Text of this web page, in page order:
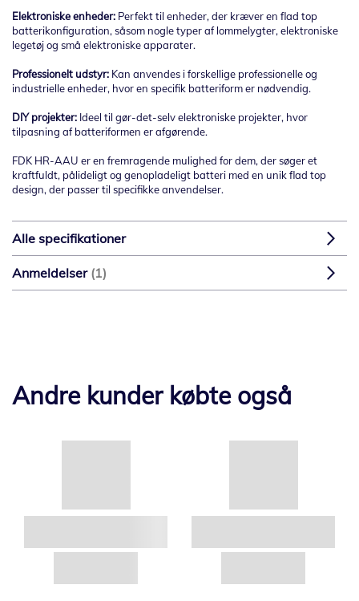
Elektroniske enheder: Perfekt til enheder, der kræver en flad top
batterikonfiguration, såsom nogle typer af lommelygter, elektroniske
legetøj og små elektroniske apparater.
Professionelt udstyr: Kan anvendes i forskellige professionelle og
industrielle enheder, hvor en specifik batteriform er nødvendig.
DIY projekter: Ideel til gør-det-selv elektroniske projekter, hvor
tilpasning af batteriformen er afgørende.
FDK HR-AAU er en fremragende mulighed for dem, der søger et
kraftfuldt, pålideligt og genopladeligt batteri med en unik flad top
design, der passer til specifikke anvendelser.
Alle specifikationer
Anmeldelser 1
Andre kunder købte også